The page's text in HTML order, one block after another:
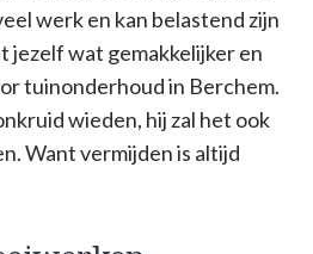
werk en kan belastend zijn
jezelf wat gemakkelijker en
tuinonderhoud in Berchem.
wieden, hij zal het ook
Want vermijden is altijd